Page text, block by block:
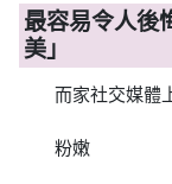
最容易令人後
美」
而家社交媒體
粉嫩